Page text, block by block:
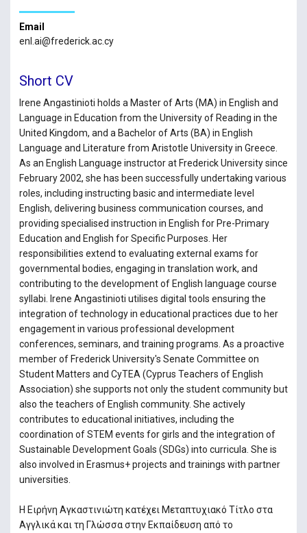
Email
enl.ai@frederick.ac.cy
Short CV
Irene Angastinioti holds a Master of Arts (MA) in English and
Language in Education from the University of Reading in the
United Kingdom, and a Bachelor of Arts (BA) in English
Language and Literature from Aristotle University in Greece.
As an English Language instructor at Frederick University since
February 2002, she has been successfully undertaking various
roles, including instructing basic and intermediate level
English, delivering business communication courses, and
providing specialised instruction in English for Pre-Primary
Education and English for Specific Purposes. Her
responsibilities extend to evaluating external exams for
governmental bodies, engaging in translation work, and
contributing to the development of English language course
syllabi. Irene Angastinioti utilises digital tools ensuring the
integration of technology in educational practices due to her
engagement in various professional development
conferences, seminars, and training programs. As a proactive
member of Frederick University's Senate Committee on
Student Matters and CyTEA (Cyprus Teachers of English
Association) she supports not only the student community but
also the teachers of English community. She actively
contributes to educational initiatives, including the
coordination of STEM events for girls and the integration of
Sustainable Development Goals (SDGs) into curricula. She is
also involved in Erasmus+ projects and trainings with partner
universities.
Η Ειρήνη Αγκαστινιώτη κατέχει Μεταπτυχιακό Τίτλο στα
Αγγλικά και τη Γλώσσα στην Εκπαίδευση από το